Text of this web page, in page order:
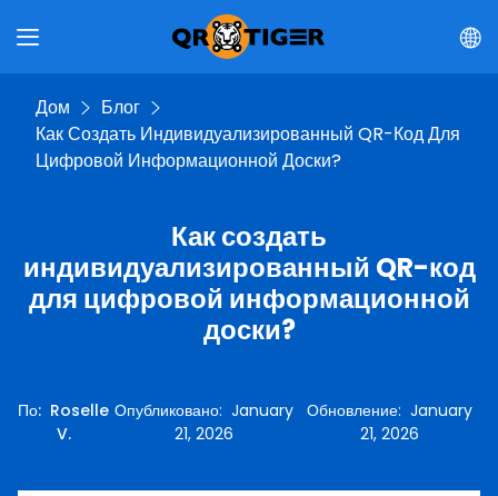
Дом
Блог
Как Создать Индивидуализированный QR-Код Для
Цифровой Информационной Доски?
Как создать
индивидуализированный QR-код
для цифровой информационной
доски?
По: Roselle
V.
Опубликовано:January
21, 2026
Обновление:January
21, 2026